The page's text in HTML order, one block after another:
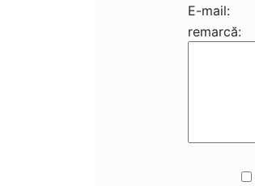
E-mail:
remarcă: